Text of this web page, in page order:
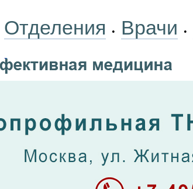
Отделения • Врачи •